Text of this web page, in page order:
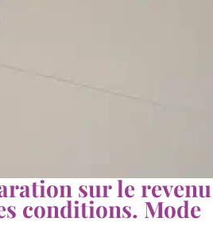
sur le revenu
conditions. Mode